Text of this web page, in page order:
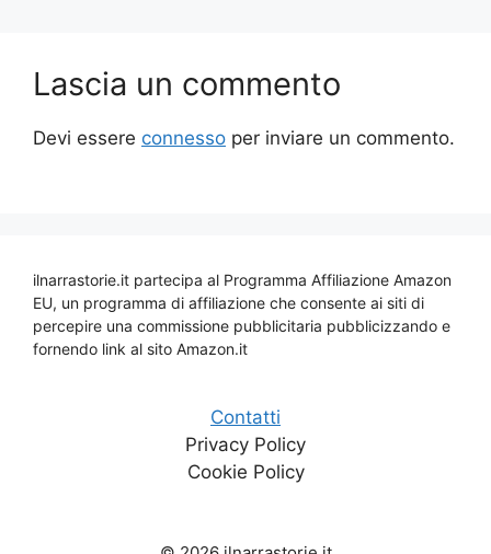
Lascia un commento
Devi essere connesso per inviare un commento.
ilnarrastorie.it partecipa al Programma Affiliazione Amazon
EU, un programma di affiliazione che consente ai siti di
percepire una commissione pubblicitaria pubblicizzando e
fornendo link al sito Amazon.it
Contatti
Privacy Policy
Cookie Policy